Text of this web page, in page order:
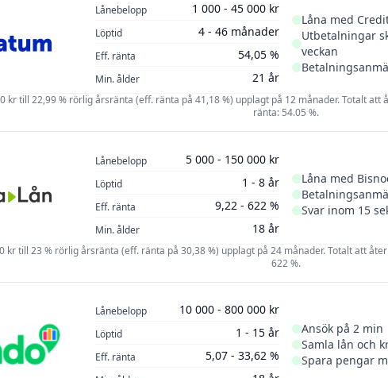
Lånebelopp 1 000 - 45 000 kr
Löptid 4 - 46 månader
Eff. ränta 54,05 %
Min. ålder 21 år
Låna med
Utbetalningar
veckan
kr till 22,99 % rörlig årsränta (eff. ränta på 41,18 %) upplagt på 12 månader. Totalt
ränta: 54.05 %.
Lånebelopp 5 000 - 150 000 kr
Löptid 1 - 8 år
Eff. ränta 9,22 - 622 %
Min. ålder 18 år
Låna med
Svar inom 15
kr till 23 % rörlig årsränta (eff. ränta på 30,38 %) upplagt på 24 månader. Totalt att
622 %.
Lånebelopp 10 000 - 800 000 kr
Löptid 1 - 15 år
Eff. ränta 5,07 - 33,62 %
Ansök på 2 min
Samla lån och
Spara pengar